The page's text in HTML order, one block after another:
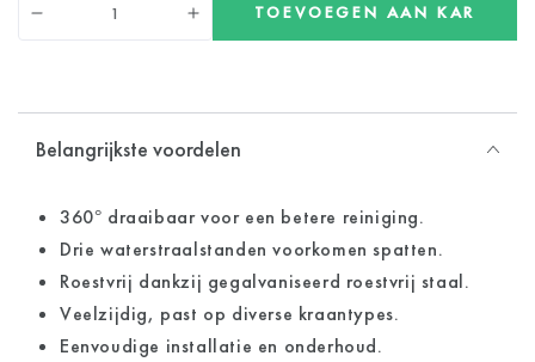
Verminder
Verhoog
de
Keukenkraan
TOEVOEGEN AAN KAR
Belangrijkste voordelen
360° draaibaar voor een betere reiniging.
Drie waterstraalstanden voorkomen spatten.
Roestvrij dankzij gegalvaniseerd roestvrij staal.
Veelzijdig, past op diverse kraantypes.
Eenvoudige installatie en onderhoud.